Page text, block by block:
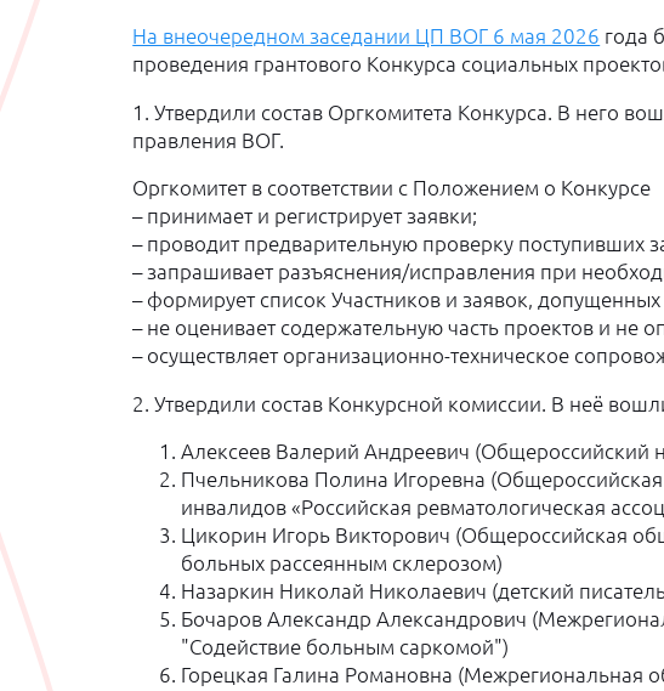
На внеочередном заседании ЦП ВОГ 6 мая 2026 года
проведения грантового Конкурса социальных
1. Утвердили состав Оргкомитета Конкурса. В него
правления ВОГ.
Оргкомитет в соответствии с Положением о Конкурсе
– принимает и регистрирует заявки;
– проводит предварительную проверку поступивших
– запрашивает разъяснения/исправления при
– формирует список Участников и заявок,
– не оценивает содержательную часть проектов и не
– осуществляет организационно-техническое
2. Утвердили состав Конкурсной комиссии. В неё
Алексеев Валерий Андреевич (Общероссийский
Пчельникова Полина Игоревна
инвалидов «Российская ревматологическая
Цикорин Игорь Викторович (Общероссийская
больных рассеянным склерозом)
Назаркин Николай Николаевич (детский
Бочаров Александр Александрович
"Содействие больным саркомой")
Горецкая Галина Романовна (Межрегиональная